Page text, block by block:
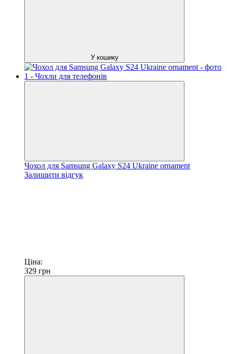
У кошику
Чохол для Samsung Galaxy S24 Ukraine ornament
Залишити відгук
Ціна:
329 грн